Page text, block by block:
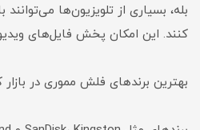
بله، بسیاری از تلویزیون‌ها
کنند. این امکان پخش فایل‌های
بهترین برندهای فلش مموری در بازار